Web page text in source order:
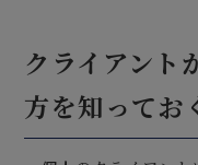
クライアント
方を知ってお